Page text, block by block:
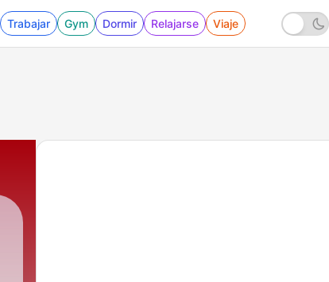
Trabajar Gym Dormir Relajarse Viaje